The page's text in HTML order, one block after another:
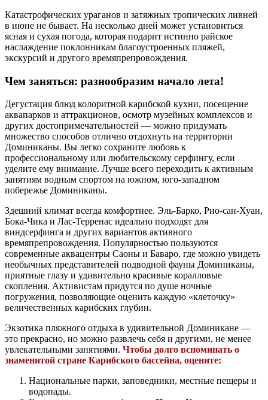
Катастрофических ураганов и затяжных тропических ливней
в июне не бывает. На несколько дней может установиться
ясная и сухая погода, которая подарит истинно райское
наслаждение поклонникам благоустроенных пляжей,
экскурсий и другого времяпрепровождения.
Чем заняться: разнообразим начало лета!
Дегустация блюд колоритной карибской кухни, посещение
аквапарков и аттракционов, осмотр музейных комплексов и
других достопримечательностей — можно придумать
множество способов отлично отдохнуть на территории
Доминиканы. Вы легко сохраните любовь к
профессиональному или любительскому серфингу, если
уделите ему внимание. Лучше всего переходить к активным
занятиям водным спортом на южном, юго-западном
побережье Доминиканы.
Здешний климат всегда комфортнее. Эль-Барко, Рио-сан-Хуан,
Бока-Чика и Лас-Терренас идеально подходят для
виндсерфинга и других вариантов активного
времяпрепровождения. Популярностью пользуются
современные аквацентры Саоны и Баваро, где можно увидеть
необычных представителей подводной фауны Доминиканы,
приятные глазу и удивительно красивые коралловые
скопления. Активистам придутся по душе ночные
погружения, позволяющие оценить каждую «клеточку»
величественных карибских глубин.
Экзотика пляжного отдыха в удивительной Доминикане —
это прекрасно, но можно развлечь себя и другими, не менее
увлекательными занятиями. Чтобы долго вспоминать о
знаменитой стране Карибского бассейна, оцените:
Национальные парки, заповедники, местные пещеры и
водопады.